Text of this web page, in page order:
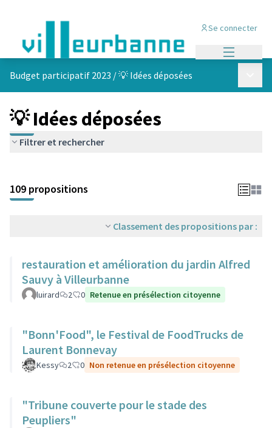
Se connecter
Budget participatif 2023 /💡 Idées déposées
💡 Idées déposées
Filtrer et rechercher
+
−
109 propositions
Classement des propositions par :
restauration et amélioration du jardin Alfred
Sauvy à Villeurbanne
luirard 2 0 Retenue en présélection citoyenne
"Bonn'Food", le Festival de FoodTrucks de
Laurent Bonnevay
Kessy 2 0 Non retenue en présélection citoyenne
"Tribune couverte pour le stade des
Peupliers"